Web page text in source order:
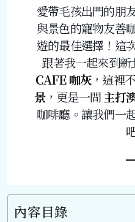
愛帶毛孩出門的朋
與景色的寵物友善
遊的最佳選擇！這
跟著我一起來到
CAFE 咖灰，這裡
景，更是一間 主打
咖啡廳。讓我們一
內容目錄